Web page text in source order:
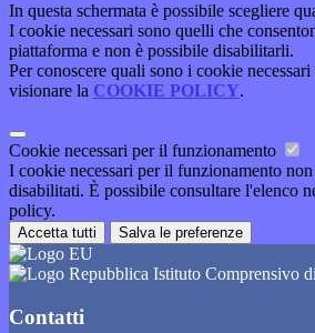
In questa schermata è possibile scegliere
I cookie necessari sono quelli che
piattaforma e non è possibile disabilitarli.
Per conoscere quali sono i cookie
visionare la COOKIE POLICY.
Cookie necessari per il funzionamento
I cookie necessari per il funzionamento non
disabilitati. È possibile consultare l'elenco
policy.
Accetta tutti Salva le preferenze
Istituto Comprensivo
Contatti